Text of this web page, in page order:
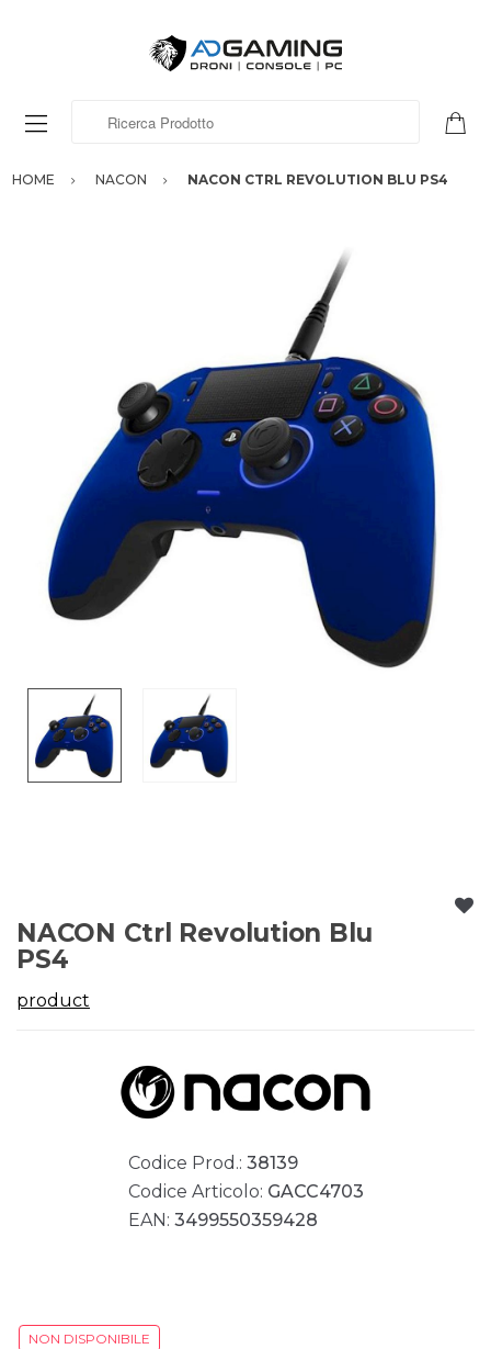
HOME NACON NACON CTRL REVOLUTION BLU PS4
NACON Ctrl Revolution Blu
PS4
product
Codice Prod.: 38139
Codice Articolo: GACC4703
EAN: 3499550359428
NON DISPONIBILE